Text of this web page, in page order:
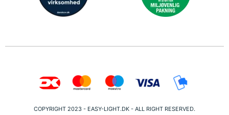
COPYRIGHT 2023 - EASY-LIGHT.DK - ALL RIGHT RESERVED.